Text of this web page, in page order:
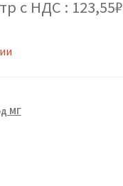
с НДС : 123,55₽
МГ